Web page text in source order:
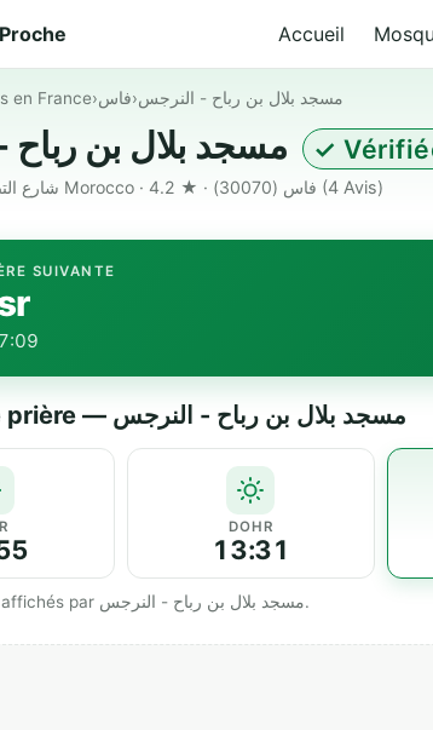
Accueil
en France›فاس›مسجد بلال بن رباح - النرجس
✓
(4 Avis)
SUIVANTE
Horaires de prière — مسجد بلال بن رباح - النرجس
DOHR
13:31
Horaires officiels affichés par مسجد بلال بن رباح - النرجس.